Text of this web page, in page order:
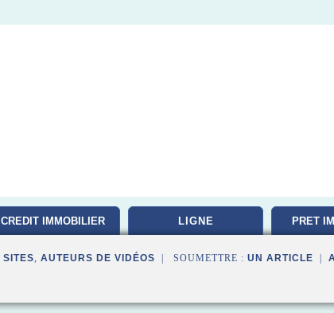
CREDIT IMMOBILIER LIGNE PRET
SITES, AUTEURS DE VIDÉOS | SOUMETTRE : UN ARTICLE